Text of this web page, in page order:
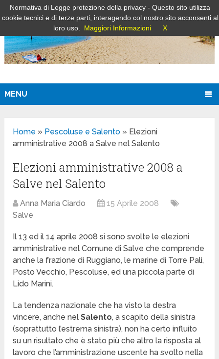
MENU
Home » Pescoluse e Salento » Elezioni
amministrative 2008 a Salve nel Salento
Elezioni amministrative 2008 a
Salve nel Salento
Anna Maria Ciardo
15 Aprile 2008
Salve
Il 13 ed il 14 aprile 2008 si sono svolte le elezioni
amministrative nel Comune di Salve che comprende
anche la frazione di Ruggiano, le marine di Torre Pali,
Posto Vecchio, Pescoluse, ed una piccola parte di
Lido Marini.
La tendenza nazionale che ha visto la destra
vincere, anche nelSalento, a scapito della sinistra
(soprattutto l’estrema sinistra), non ha certo influito
su un risultato che è stato più che altro la risposta al
lavoro che l’amministrazione uscente ha svolto nella
Normativa di Legge protezione della privacy - Questo sito utilizza
cookie tecnici e di terze parti, interagendo col nostro sito acconsenti al
loro uso.
Maggiori Informazioni X